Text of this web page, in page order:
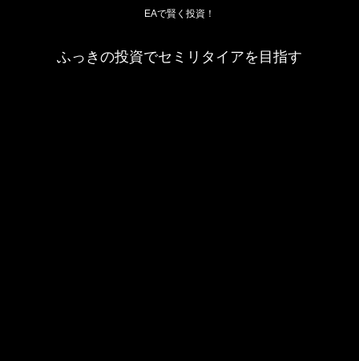
EAで賢く投資！
ふっきの投資でセミリタイアを目指す